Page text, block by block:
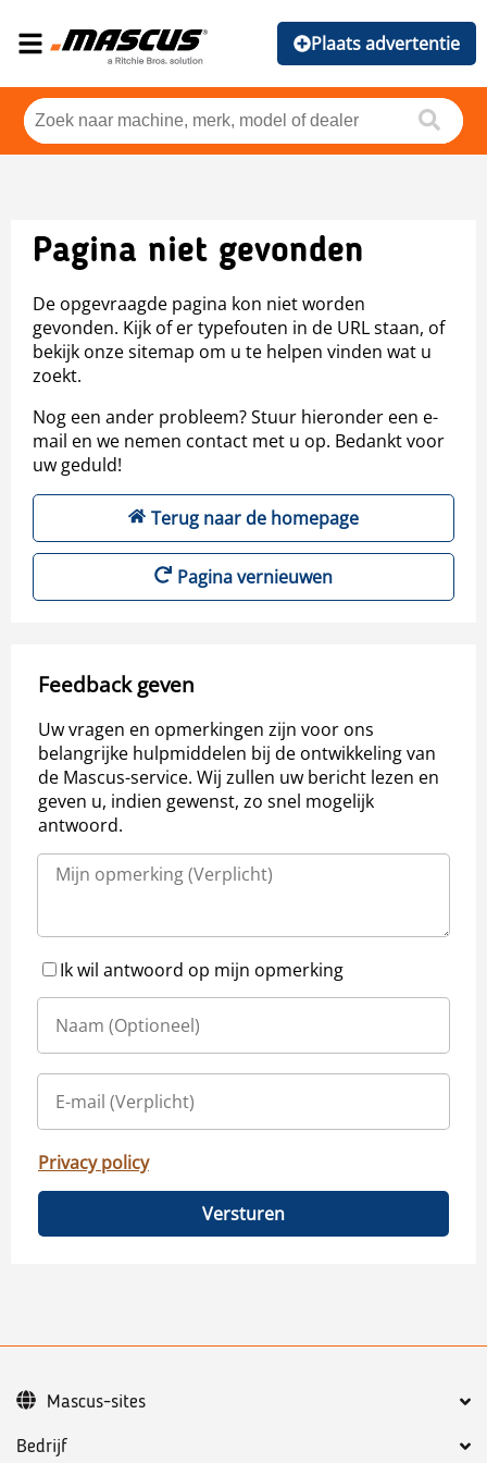
Plaats advertentie
Pagina niet gevonden
De opgevraagde pagina kon niet worden
gevonden. Kijk of er typefouten in de URL staan, of
bekijk onze sitemap om u te helpen vinden wat u
zoekt.
Nog een ander probleem? Stuur hieronder een e-
mail en we nemen contact met u op. Bedankt voor
uw geduld!
Terug naar de homepage
Pagina vernieuwen
Feedback geven
Uw vragen en opmerkingen zijn voor ons
belangrijke hulpmiddelen bij de ontwikkeling van
de Mascus-service. Wij zullen uw bericht lezen en
geven u, indien gewenst, zo snel mogelijk
antwoord.
Ik wil antwoord op mijn opmerking
Privacy policy
Versturen
Bedrijf
Mascus-sites